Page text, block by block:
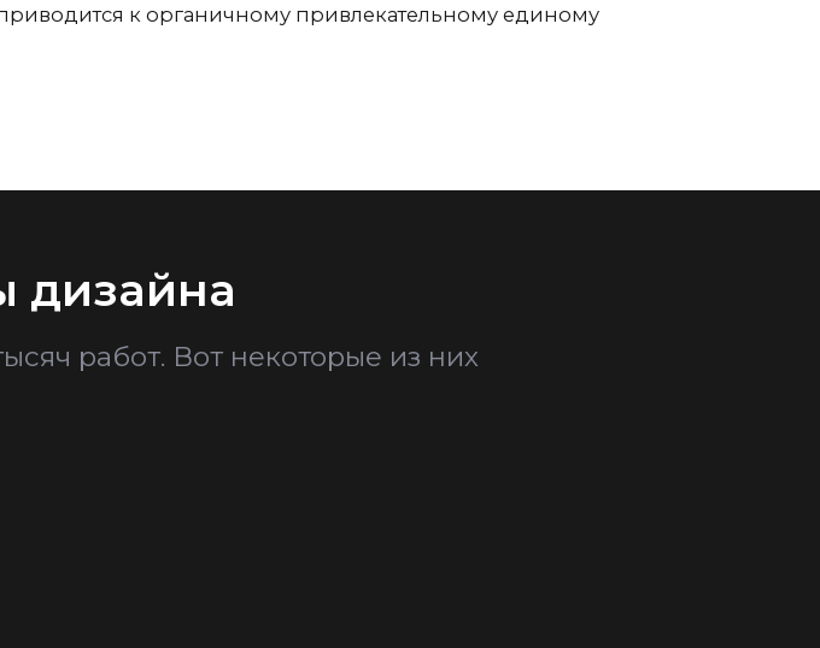
к органичному привлекательному единому
дизайна
работ. Вот некоторые из них